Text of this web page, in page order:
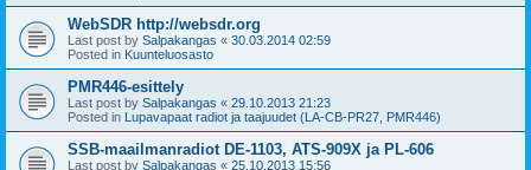
WebSDR http://websdr.org
Last post by Salpakangas « 30.03.2014 02:59
Posted in Kuunteluosasto
PMR446-esittely
Last post by Salpakangas « 29.10.2013 21:23
Posted in Lupavapaat radiot ja taajuudet (LA-CB-PR27, PMR446)
SSB-maailmanradiot DE-1103, ATS-909X ja PL-606
Last post by Salpakangas « 25.10.2013 15:56